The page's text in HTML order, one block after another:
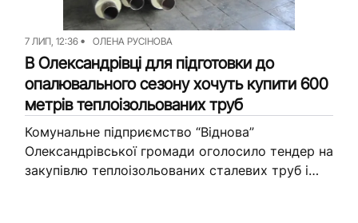
7 ЛИП, 12:36 ОЛЕНА РУСІНОВА
В Олександрівці для підготовки до
опалювального сезону хочуть купити 600
метрів теплоізольованих труб
Комунальне підприємство “Віднова”
Олександрівської громади оголосило тендер на
закупівлю теплоізольованих сталевих труб і